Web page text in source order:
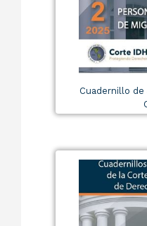
Cuadernillo